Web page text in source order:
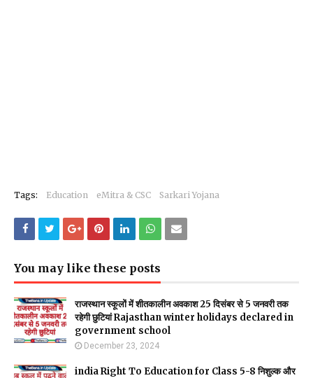
Tags: Education eMitra & CSC Sarkari Yojana
You may like these posts
राजस्थान स्कूलों में शीतकालीन अवकाश 25 दिसंबर से 5 जनवरी तक
रहेगी छुटियां Rajasthan winter holidays declared in
government school
December 23, 2024
india Right To Education for Class 5-8 निशुल्क और